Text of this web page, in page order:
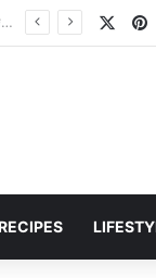
India First High Altitude Ladakh Safari: লাদাখে শুরু হচ্ছে ভারতের প্রথম হাই-অল্টিটিউড ওয়াইল্ডলাইফ সাফারি, এর বিশেষত্ব কী?